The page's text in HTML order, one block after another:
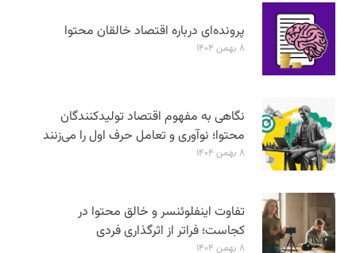
پرونده‌ای درباره اقتصاد خالقان محتوا
۸ بهمن ۱۴۰۴
نگاهی به مفهوم اقتصاد تولیدکنندگان
محتوا؛ نوآوری و تعامل حرف اول را می‌زنند
۸ بهمن ۱۴۰۴
تفاوت اینفلوئنسر و خالق محتوا در
کجاست؛ فراتر از اثرگذاری فردی
۸ بهمن ۱۴۰۴